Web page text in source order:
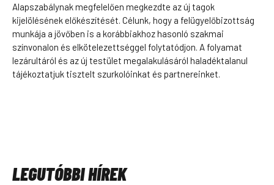
Alapszabálynak megfelelően megkezdte az új tagok
kijelölésének előkészítését. Célunk, hogy a felügyelőbizottság
munkája a jövőben is a korábbiakhoz hasonló szakmai
színvonalon és elkötelezettséggel folytatódjon. A folyamat
lezárultáról és az új testület megalakulásáról haladéktalanul
tájékoztatjuk tisztelt szurkolóinkat és partnereinket.
LEGUTÓBBI HÍREK